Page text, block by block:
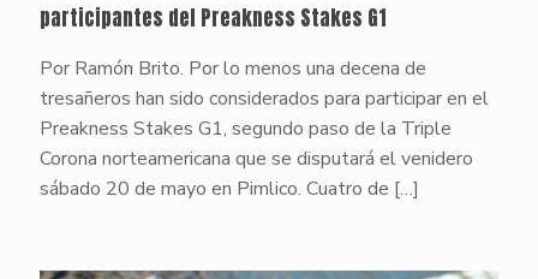
participantes del Preakness Stakes G1
Por Ramón Brito. Por lo menos una decena de
tresañeros han sido considerados para participar en el
Preakness Stakes G1, segundo paso de la Triple
Corona norteamericana que se disputará el venidero
sábado 20 de mayo en Pimlico. Cuatro de […]